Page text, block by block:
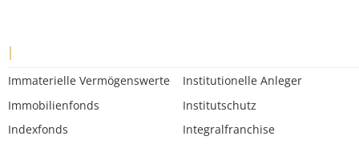
I
Immaterielle Vermögenswerte
Immobilienfonds
Indexfonds
Institutionelle Anleger
Institutschutz
Integralfranchise